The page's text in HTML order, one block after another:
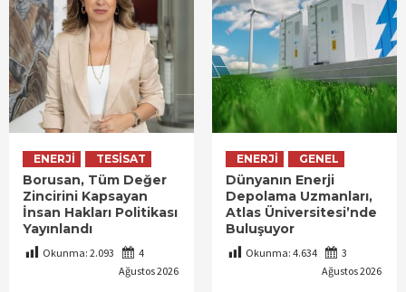
ENERJI TESISAT
Borusan, Tüm Değer
Zincirini Kapsayan
İnsan Hakları Politikası
Yayınlandı
Okunma: 2.093
4
Ağustos 2026
ENERJI GENEL
Dünyanın Enerji
Depolama Uzmanları,
Atlas Üniversitesi’nde
Buluşuyor
Okunma: 4.634
3
Ağustos 2026